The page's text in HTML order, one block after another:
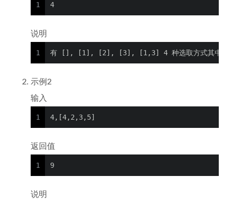
1 4
说明
1 有 [], [1], [2], [3], [1,3] 4 种选取方式其中
示例2
输入
1 4,[4,2,3,5]
返回值
1 9
说明